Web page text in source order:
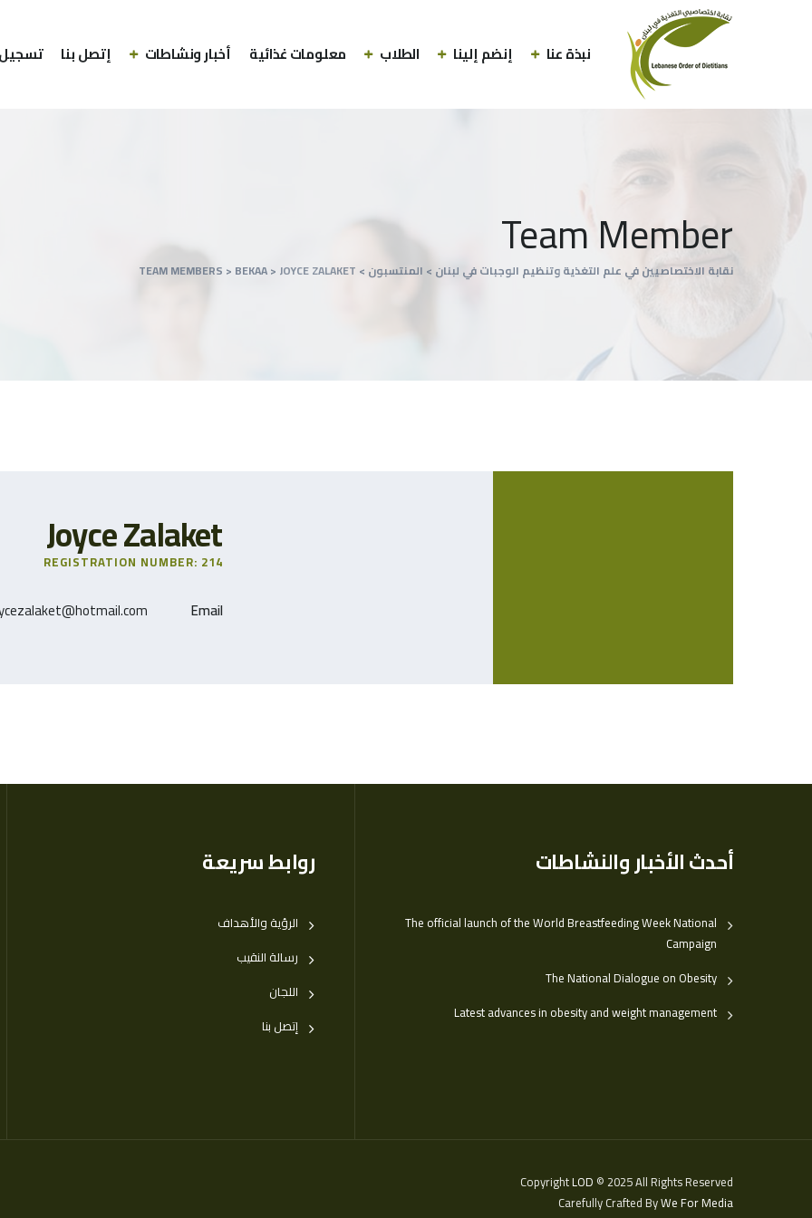
نبذة عنا إنضم إلينا الطلاب معلومات غذائية أخبار ونشاطات إتصل بنا
Team Member
نقابة الاختصاصيين في علم التغذية وتنظيم الوجبات في لبنان > المنتسبون >
TEAM MEMBERS > BEKAA> JOYCE ZALAKET
Joyce Zalaket
REGISTRATION NUMBER: 214
Email
أحدث الأخبار والنشاطات
The official launch of the World Breastfeeding Week National
Campaign
The National Dialogue on Obesity
Latest advances in obesity and weight management
روابط سريعة
الرؤية والأهداف
رسالة النقيب
اللجان
إتصل بنا
CopyrightLOD © 2025 All Rights Reserved
Carefully Crafted ByWe For Media